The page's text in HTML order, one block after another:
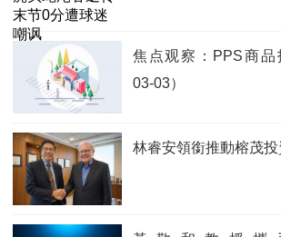
焦点观察：PPS商品
03-03）
林睿安領銜推動榕茂投